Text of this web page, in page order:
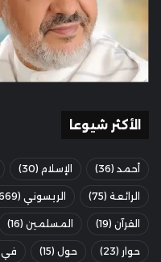
الأكثر شيوعا
أحمد (36) الإسلام (30)
الرائعة (75) الريسوني (669)
القرآن (19) المسلمين (16)
حوار (23) حول (15) في